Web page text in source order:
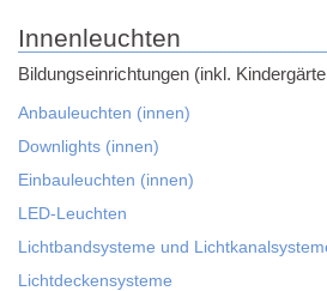
Innenleuchten
Bildungseinrichtungen (inkl.
Anbauleuchten (innen)
Downlights (innen)
Einbauleuchten (innen)
LED-Leuchten
Lichtbandsysteme und
Lichtdeckensysteme